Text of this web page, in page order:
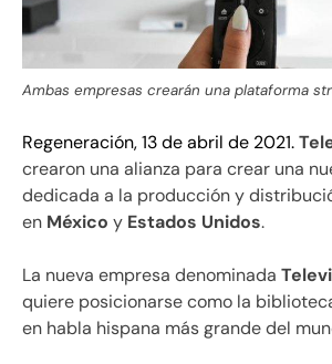
Ambas empresas crearán una plataforma
Regeneración, 13 de abril de 2021.
crearon una alianza para crear una
dedicada a la producción y
en México y Estados Unidos.
La nueva empresa denominada
quiere posicionarse como la
en habla hispana más grande del